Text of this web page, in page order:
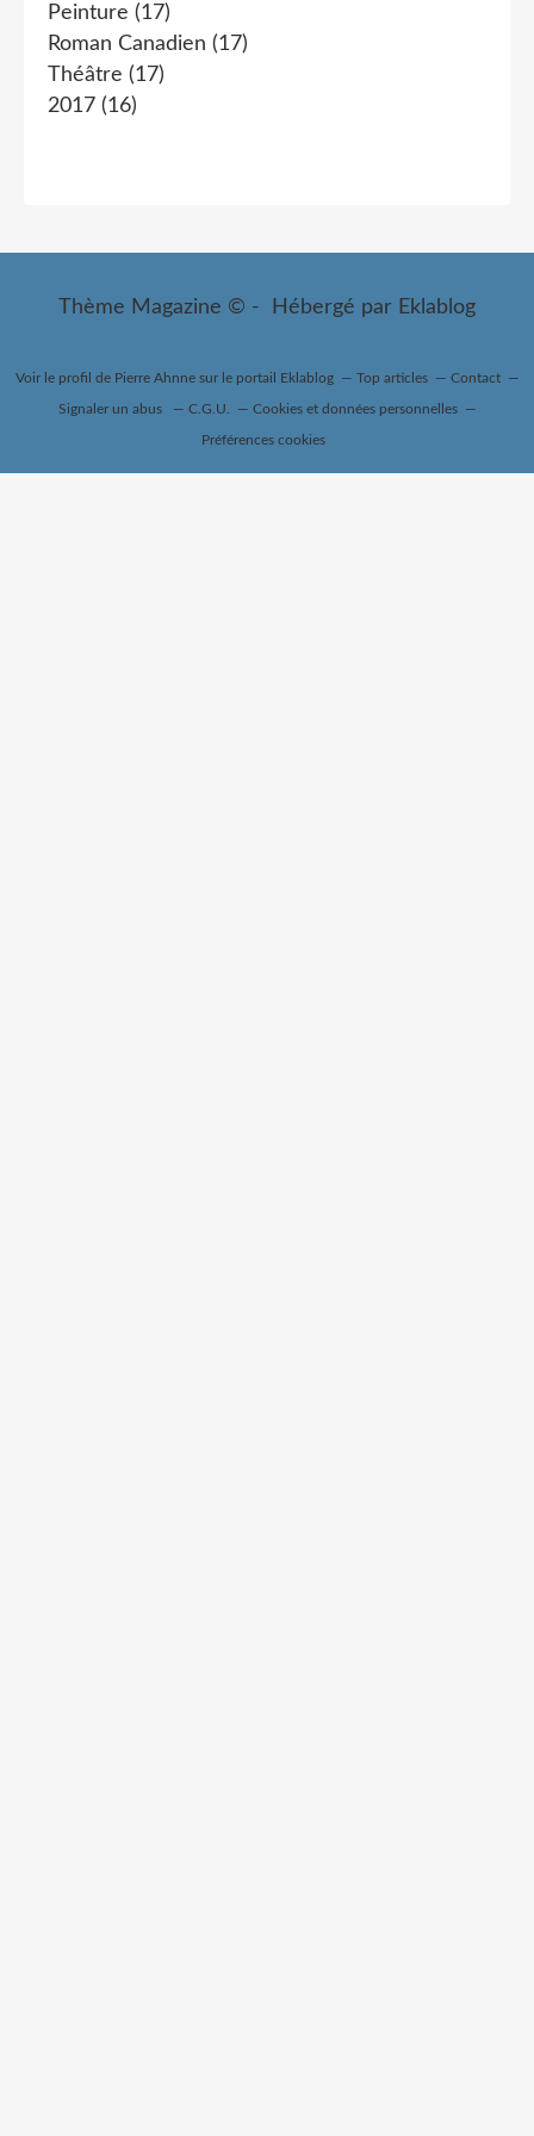
Peinture (17)
Roman Canadien (17)
Théâtre (17)
2017 (16)
Thème Magazine © - Hébergé par Eklablog
Voir le profil de Pierre Ahnnesur le portail Eklablog Top articles Contact
Signaler un abus C.G.U. Cookies et données personnelles
Préférences cookies